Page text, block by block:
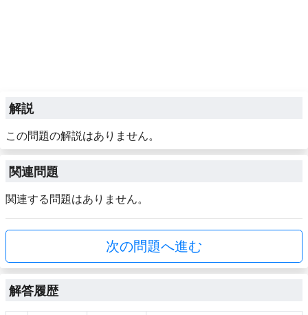
解説
この問題の解説はありません。
関連問題
関連する問題はありません。
次の問題へ進む
解答履歴